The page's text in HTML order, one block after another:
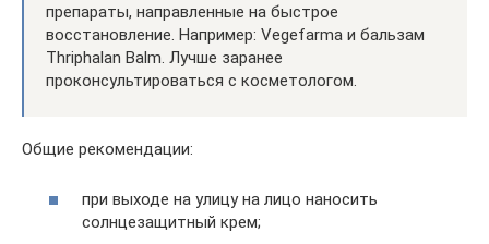
препараты, направленные на быстрое
восстановление. Например: Vegefarma и бальзам
Thriphalan Balm. Лучше заранее
проконсультироваться с косметологом.
Общие рекомендации:
при выходе на улицу на лицо наносить
солнцезащитный крем;